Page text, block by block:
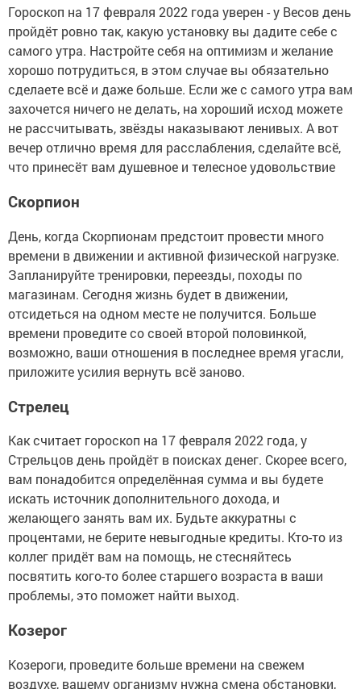
Гороскоп на 17 февраля 2022 года уверен - у Весов день
пройдёт ровно так, какую установку вы дадите себе с
самого утра. Настройте себя на оптимизм и желание
хорошо потрудиться, в этом случае вы обязательно
сделаете всё и даже больше. Если же с самого утра вам
захочется ничего не делать, на хороший исход можете
не рассчитывать, звёзды наказывают ленивых. А вот
вечер отлично время для расслабления, сделайте всё,
что принесёт вам душевное и телесное удовольствие
Скорпион
День, когда Скорпионам предстоит провести много
времени в движении и активной физической нагрузке.
Запланируйте тренировки, переезды, походы по
магазинам. Сегодня жизнь будет в движении,
отсидеться на одном месте не получится. Больше
времени проведите со своей второй половинкой,
возможно, ваши отношения в последнее время угасли,
приложите усилия вернуть всё заново.
Стрелец
Как считает гороскоп на 17 февраля 2022 года, у
Стрельцов день пройдёт в поисках денег. Скорее всего,
вам понадобится определённая сумма и вы будете
искать источник дополнительного дохода, и
желающего занять вам их. Будьте аккуратны с
процентами, не берите невыгодные кредиты. Кто-то из
коллег придёт вам на помощь, не стесняйтесь
посвятить кого-то более старшего возраста в ваши
проблемы, это поможет найти выход.
Козерог
Козероги, проведите больше времени на свежем
воздухе, вашему организму нужна смена обстановки,